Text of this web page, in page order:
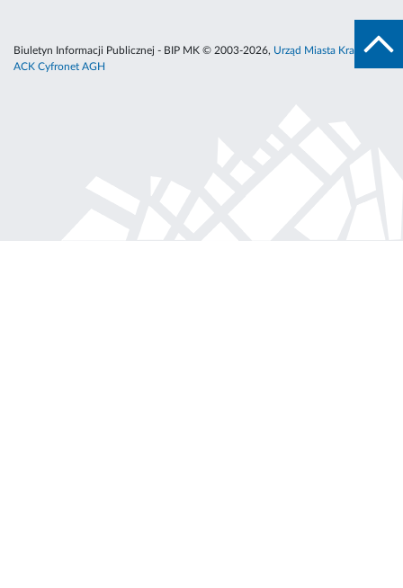
Biuletyn Informacji Publicznej - BIP MK © 2003-2026, Urząd Miasta Krakowa
ACK Cyfronet AGH